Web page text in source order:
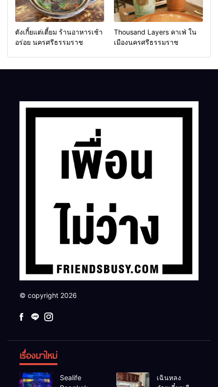
ตังเกี้ยแต่เตี้ยม ร้านอาหารเช้า
อร่อย นครศรีธรรมราช
Thousand Layers คาเฟ่ ใน
เมืองนครศรีธรรมราช
© copyright 2026
เรื่องมาใหม่
Sealife
เฉินหลง